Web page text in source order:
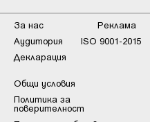
За нас
Реклама
Аудитория
ISO 9001-2015
Декларация
Общи условия
Пoлитикa зa
пoвepитeлнocт